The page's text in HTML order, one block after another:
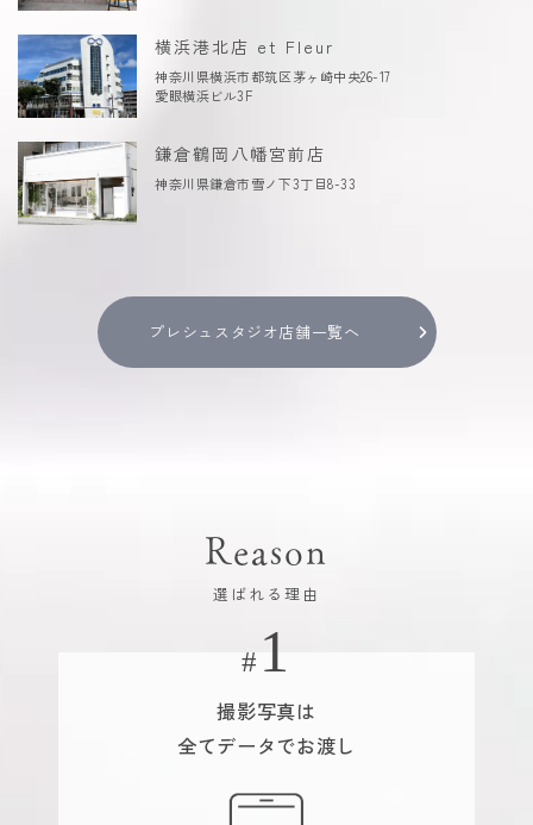
横浜港北店 et Fleur
神奈川県横浜市都筑区茅ヶ崎中央26-17
愛眼横浜ビル3F
鎌倉鶴岡八幡宮前店
神奈川県鎌倉市雪ノ下3丁目8-33
プレシュスタジオ店舗一覧へ
Reason
選ばれる理由
撮影写真は
全てデータでお渡し